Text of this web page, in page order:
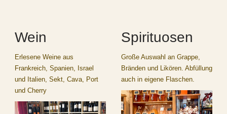
Wein
Erlesene Weine aus
Frankreich, Spanien, Israel
und Italien, Sekt, Cava, Port
und Cherry
Spirituosen
Große Auswahl an Grappe,
Bränden und Likören. Abfüllung
auch in eigene Flaschen.